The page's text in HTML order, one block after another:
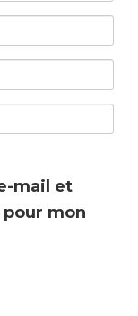
mail et
mon